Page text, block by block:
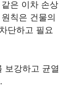
은 이차 손상
칙은 건물의
단하고 필요
보강하고 균열